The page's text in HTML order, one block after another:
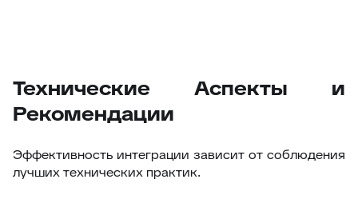
Технические Аспекты и
Рекомендации
Эффективность интеграции зависит от соблюдения
лучших технических практик.